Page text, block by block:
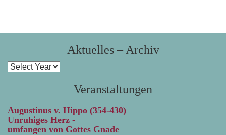
Aktuelles – Archiv
Veranstaltungen
Augustinus v. Hippo (354-430)
Unruhiges Herz -
umfangen von Gottes Gnade